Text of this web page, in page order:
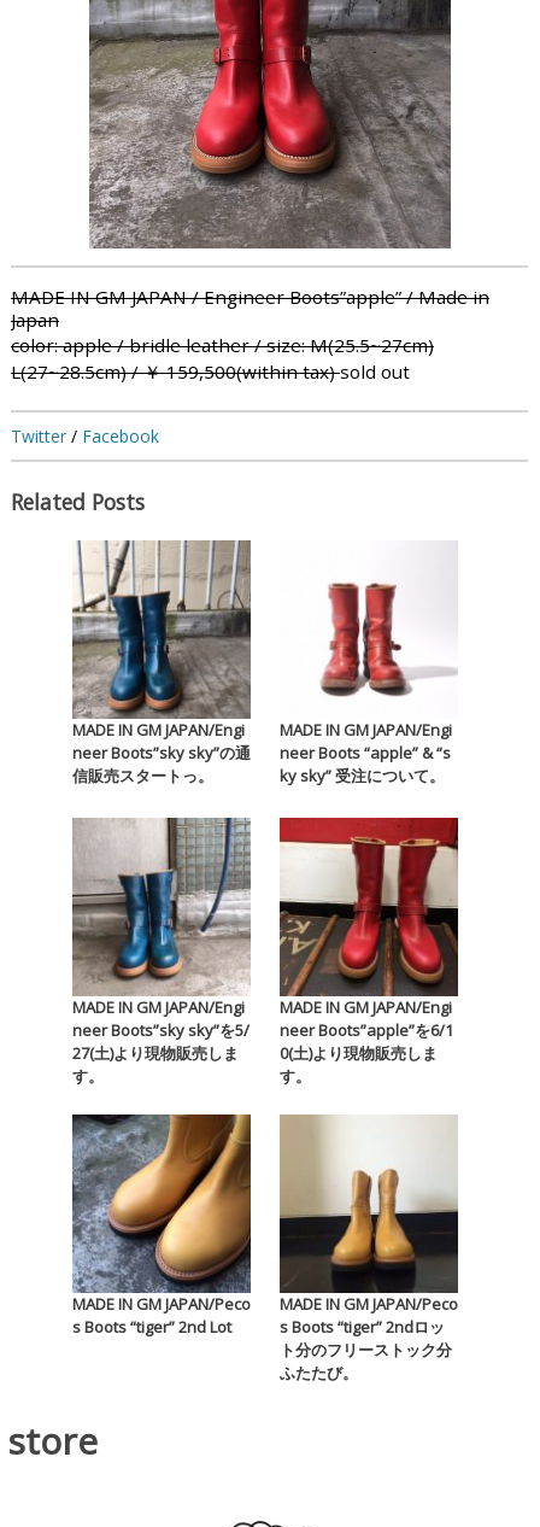
MADE IN GM JAPAN / Engineer Boots”apple” / Made in
Japan
color: apple / bridle leather / size: M(25.5~27cm)
L(27~28.5cm)/ ￥ 159,500(within tax)sold out
Twitter/ Facebook
Related Posts
MADE IN GM JAPAN/Engi
neer Boots”sky sky”の通
信販売スタートっ。
MADE IN GM JAPAN/Engi
neer Boots “apple” & “s
ky sky” 受注について。
MADE IN GM JAPAN/Engi
neer Boots”sky sky”を5/
27(土)より現物販売しま
す。
MADE IN GM JAPAN/Engi
neer Boots”apple”を6/1
0(土)より現物販売しま
す。
MADE IN GM JAPAN/Peco
s Boots “tiger” 2nd Lot
MADE IN GM JAPAN/Peco
s Boots “tiger” 2ndロッ
ト分のフリーストック分
ふたたび。
store